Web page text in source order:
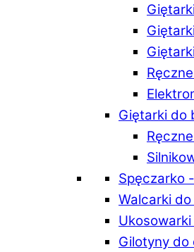
Giętarki do
Spęczarko
Walcarki
Gilotyny